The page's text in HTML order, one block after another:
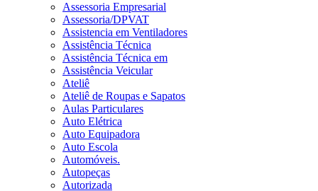
Assessoria Empresarial
Assessoria/DPVAT
Assistencia em Ventiladores
Assistência Técnica
Assistência Técnica em
Assistência Veicular
Ateliê
Ateliê de Roupas e Sapatos
Aulas Particulares
Auto Elétrica
Auto Equipadora
Auto Escola
Automóveis.
Autopeças
Autorizada